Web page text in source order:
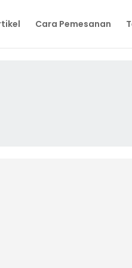
Cara Pemesanan